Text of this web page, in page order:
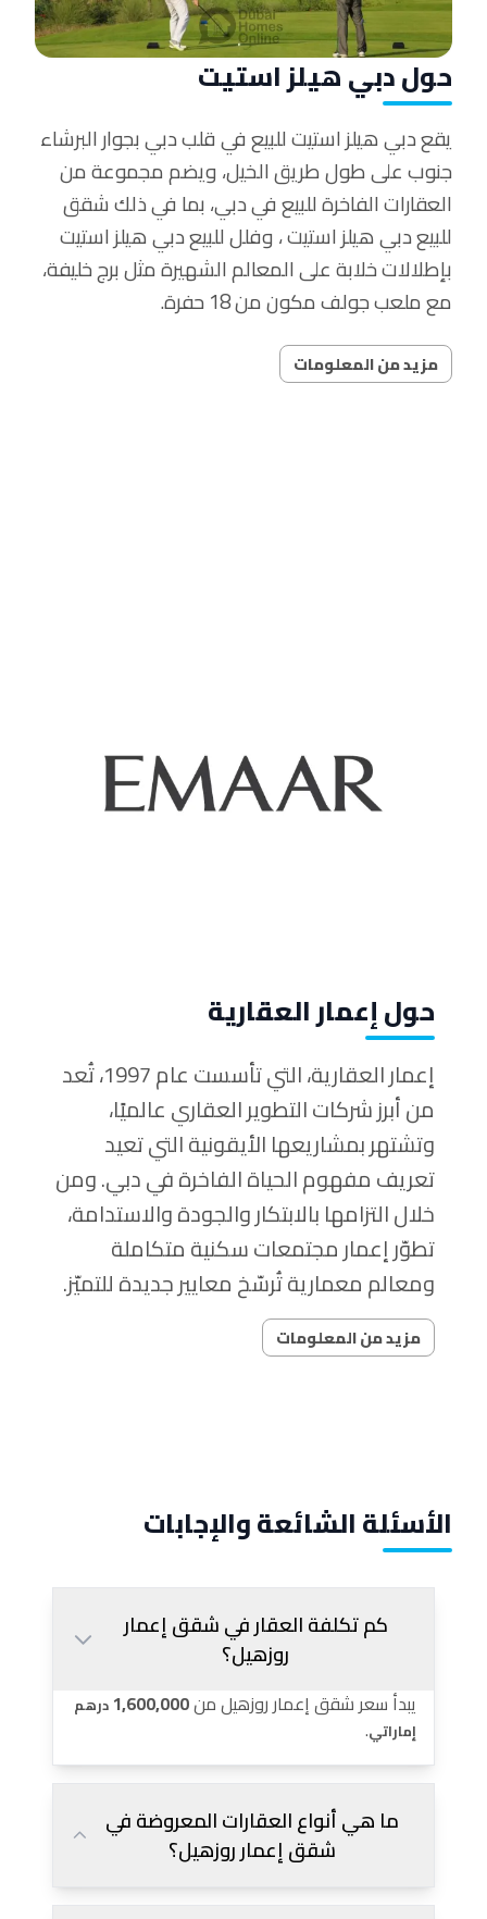
حول دبي هيلز استيت
يقع دبي هيلز استيت للبيع في قلب دبي بجوار البرشاء
جنوب على طول طريق الخيل، ويضم مجموعة من
العقارات الفاخرة للبيع في دبي، بما في ذلك شقق
للبيع دبي هيلز استيت ، وفلل للبيع دبي هيلز استيت
بإطلالات خلابة على المعالم الشهيرة مثل برج خليفة،
مع ملعب جولف مكون من 18 حفرة.
مزيد من المعلومات
حول إعمار العقارية
إعمار العقارية، التي تأسست عام 1997، تُعد
من أبرز شركات التطوير العقاري عالميًا،
وتشتهر بمشاريعها الأيقونية التي تعيد
تعريف مفهوم الحياة الفاخرة في دبي. ومن
خلال التزامها بالابتكار والجودة والاستدامة،
تطوّر إعمار مجتمعات سكنية متكاملة
ومعالم معمارية تُرسّخ معايير جديدة للتميّز.
مزيد من المعلومات
الأسئلة الشائعة والإجابات
كم تكلفة العقار في شقق إعمار
روزهيل؟
يبدأ سعر شقق إعمار روزهيل من1,600,000 درهم
إماراتي.
ما هي أنواع العقارات المعروضة في
شقق إعمار روزهيل؟